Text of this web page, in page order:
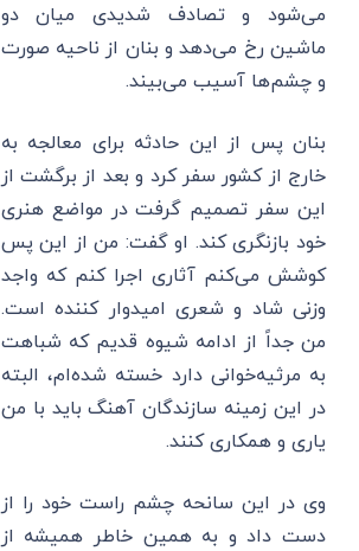
می‌شود و تصادف شدیدی میان دو
ماشین رخ می‌دهد و بنان از ناحیه صورت
و چشم‌ها آسیب می‌بیند.
بنان پس از این حادثه برای معالجه به
خارج از کشور سفر کرد و بعد از برگشت از
این سفر تصمیم گرفت در مواضع هنری
خود بازنگری کند. او گفت: من از این پس
کوشش می‌کنم آثاری اجرا کنم که واجد
وزنی شاد و شعری امیدوار کننده است.
من جداً از ادامه شیوه قدیم که شباهت
به مرثیه‌خوانی دارد خسته شده‌ام، البته
در این زمینه سازندگان آهنگ باید با من
یاری و همکاری کنند.
وی در این سانحه چشم راست خود را از
دست داد و به همین خاطر همیشه از